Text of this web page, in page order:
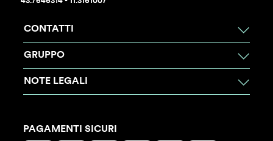
CONTATTI
GRUPPO
NOTE LEGALI
PAGAMENTI SICURI